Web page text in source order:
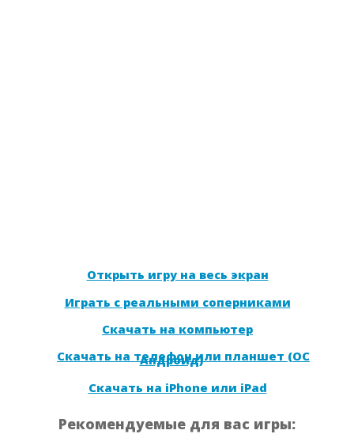
Открыть игру на весь экран
Играть с реальными соперниками
Скачать на компьютер
Скачать на телефон или планшет (ОС
Андроид)
Скачать на iPhone или iPad
Рекомендуемые для вас игры: